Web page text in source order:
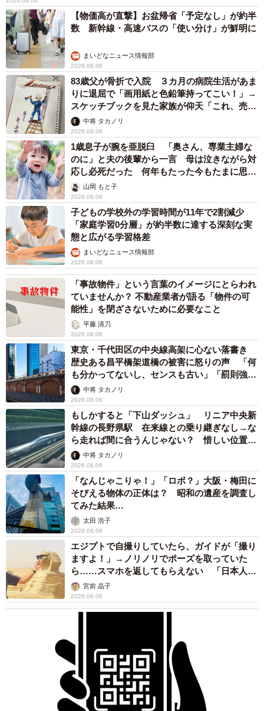
8/8
息子さんに寄り添う姿
最期まで家族を思っていたおはぎくんは、飼い主さんの腕
の中で息を引き取りました。
愛猫を失った悲しみは日常の中で、突然襲ってくること
も。しかし、どこからともなく出てきた抜け毛など、おは
ぎくんがたしかにいた証に支えられ、今を生きています。
お別れして2ヶ月…
ほぼ19年共に生きた小さな相棒
1日中泣き暮らしてはいませんが､月命日の夜独り､うっかり
米津さんのlemonを聴いてしまい飼い主脱力大号泣(泣くや
ろこんなんw)
そんな時、足下を見て涙止まる
ﾈｺﾁｬﾝの毛が…
ｽﾘｽﾘしてくれたのでしょうか
pic.twitter.com/u7yR0tyBi9
— 🐾おっちゃん🐾おはぎ😺 (@ohagi1328)August 8, 2024
「私家族にとっておはぎは、ずっとなくてはならない家族
です」
と近くで見ているかもしれません。
【物価高が直撃】お盆帰省「予定なし」が約半
数 新幹線・高速バスの「使い分け」が鮮明に
まいどなニュース情報部
2026.08.06
83歳父が骨折で入院 ３カ月の病院生活があま
りに退屈で「画用紙と色鉛筆持ってこい！」→
スケッチブックを見た家族が仰天「これ、売れ
ますよ…」
中将 タカノリ
2026.08.06
1歳息子が腕を亜脱臼 「奥さん、専業主婦な
のに」と夫の後輩から一言 母は泣きながら対
応し必死だった 何年もたった今もたまに思い
出し…山岡 もと子
2026.08.06
子どもの学校外の学習時間が11年で2割減少
「家庭学習0分層」が約半数に達する深刻な実
態と広がる学習格差
まいどなニュース情報部
2026.08.06
「事故物件」という言葉のイメージにとらわれ
ていませんか？ 不動産業者が語る「物件の可
能性」を閉ざさないために必要なこと
平藤 清刀
2026.08.06
東京・千代田区の中央線高架に心ない落書き
歴史ある昌平橋架道橋の被害に怒りの声 「何
も分かってないし、センスも古い」「罰則強化
して」中将 タカノリ
2026.08.06
もしかすると「下山ダッシュ」 リニア中央新
幹線の長野県駅 在来線との乗り継ぎなし→な
ら走れば間に合うんじゃない？ 惜しい位置関
係が反響
中将 タカノリ
2026.08.06
「なんじゃこりゃ！」「ロボ？」大阪・梅田に
そびえる物体の正体は？ 昭和の遺産を調査し
てみた結果…
太田 浩子
2026.08.06
エジプトで自撮りしていたら、ガイドが「撮り
ますよ！」→ノリノリでポーズを取っていた
ら……スマホを返してもらえない 「日本人は
カモ代表かも」「私は6時間で3万円払った」
宮前 晶子
2026.08.06